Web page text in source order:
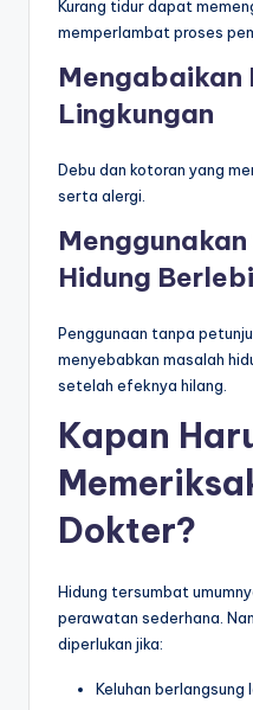
Kurang tidur dapat
memperlambat proses
Mengabaikan
Lingkungan
Debu dan kotoran yang
serta alergi.
Hidung
Penggunaan tanpa
menyebabkan masalah
setelah efeknya hilang.
Kapan
Dokter?
Hidung tersumbat
perawatan sederhana.
diperlukan jika:
Keluhan berlangsung